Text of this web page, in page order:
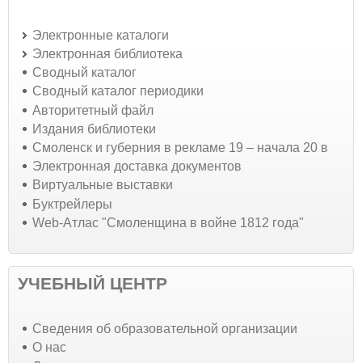
Электронные каталоги
Электронная библиотека
Сводный каталог
Сводный каталог периодики
Авторитетный файл
Издания библиотеки
Смоленск и губерния в рекламе 19 – начала 20 в
Электронная доставка документов
Виртуальные выставки
Буктрейлеры
Web-Атлас "Смоленщина в войне 1812 года"
УЧЕБНЫЙ ЦЕНТР
Cведения об образовательной организации
О нас